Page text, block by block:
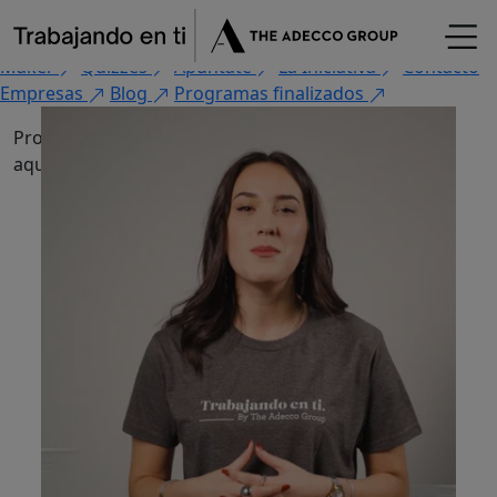
Fórmate
Encuentra tu oportunidad Flash Jobs
CV
Maker
Quizzes Apúntate La Iniciativa
Contacto
Empresas
Blog
Programas finalizados
Programas finalizados. Encuentra otros como estos
aquí